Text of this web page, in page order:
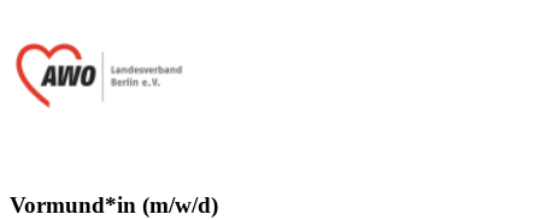
Vormund*in (m/w/d)